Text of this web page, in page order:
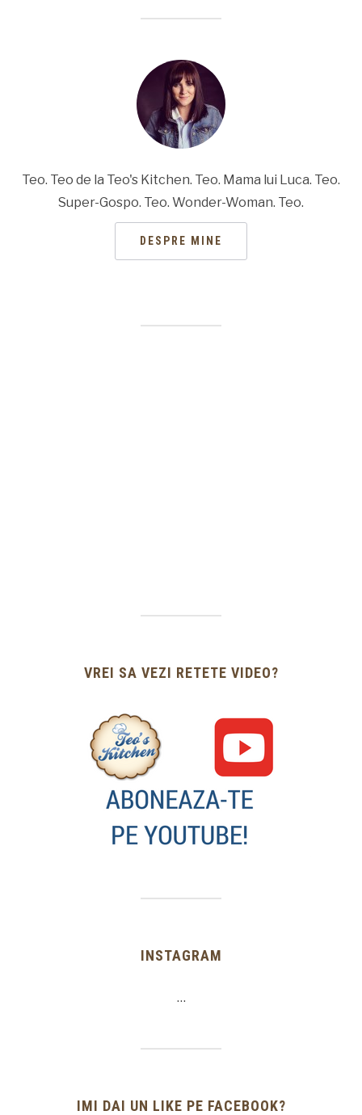
Teo. Teo de la Teo's Kitchen. Teo. Mama lui Luca. Teo.
Super-Gospo. Teo. Wonder-Woman. Teo.
DESPRE MINE
VREI SA VEZI RETETE VIDEO?
INSTAGRAM
…
IMI DAI UN LIKE PE FACEBOOK?